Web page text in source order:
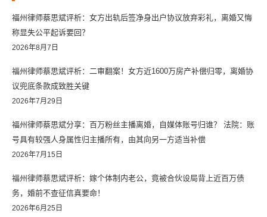
福州律师蔡思斌评析：女方出轨后签净身出户协议放弃彩礼，离婚又悔
称显失公平起诉要回？
2026年8月7日
福州律师蔡思斌评析：二审翻案！女方近1600万房产补偿归零，离婚协
议兜底条款成致胜关键
2026年7月29日
福州律师蔡思斌分享：百万粉丝主播离婚，自媒体账号归谁？ 法院：账
号具有较强人身属性归主播所有，由其向另一方适当补偿
2026年7月15日
福州律师蔡思斌评析：嫁个体制内老公，竟被合伙设局背上近百万债
务，婚前不查征信真要命！
2026年6月25日